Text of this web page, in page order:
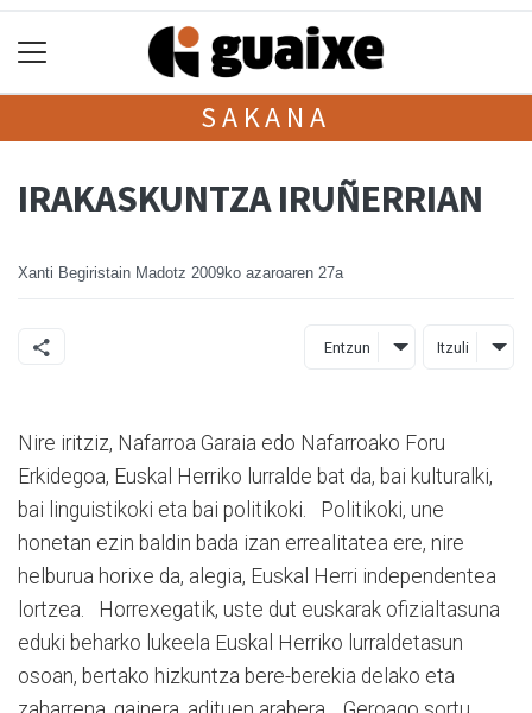
SAKANA
IRAKASKUNTZA IRUÑERRIAN
Xanti Begiristain Madotz 2009ko azaroaren 27a
Entzun Itzuli
Nire iritziz, Nafarroa Garaia edo Nafarroako Foru
Erkidegoa, Euskal Herriko lurralde bat da, bai kulturalki,
bai linguistikoki eta bai politikoki. Politikoki, une
honetan ezin baldin bada izan errealitatea ere, nire
helburua horixe da, alegia, Euskal Herri independentea
lortzea. Horrexegatik, uste dut euskarak ofizialtasuna
eduki beharko lukeela Euskal Herriko lurraldetasun
osoan, bertako hizkuntza bere-berekia delako eta